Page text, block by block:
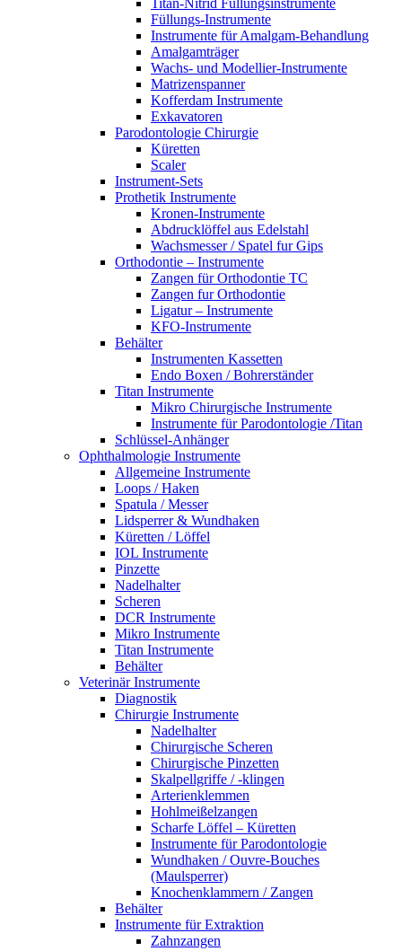
Titan-Nitrid Füllungsinstrumente
Füllungs-Instrumente
Instrumente für Amalgam-Behandlung
Amalgamträger
Wachs- und Modellier-Instrumente
Matrizenspanner
Kofferdam Instrumente
Exkavatoren
Parodontologie Chirurgie
Küretten
Scaler
Instrument-Sets
Prothetik Instrumente
Kronen-Instrumente
Abdrucklöffel aus Edelstahl
Wachsmesser / Spatel fur Gips
Orthodontie – Instrumente
Zangen für Orthodontie TC
Zangen fur Orthodontie
Ligatur – Instrumente
KFO-Instrumente
Behälter
Instrumenten Kassetten
Endo Boxen / Bohrerständer
Titan Instrumente
Mikro Chirurgische Instrumente
Instrumente für Parodontologie /Titan
Schlüssel-Anhänger
Ophthalmologie Instrumente
Allgemeine Instrumente
Loops / Haken
Spatula / Messer
Lidsperrer & Wundhaken
Küretten / Löffel
IOL Instrumente
Pinzette
Nadelhalter
Scheren
DCR Instrumente
Mikro Instrumente
Titan Instrumente
Behälter
Veterinär Instrumente
Diagnostik
Chirurgie Instrumente
Nadelhalter
Chirurgische Scheren
Chirurgische Pinzetten
Skalpellgriffe / -klingen
Arterienklemmen
Hohlmeißelzangen
Scharfe Löffel – Küretten
Instrumente für Parodontologie
Wundhaken / Ouvre-Bouches
(Maulsperrer)
Knochenklammern / Zangen
Behälter
Instrumente für Extraktion
Zahnzangen